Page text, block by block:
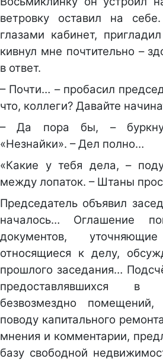
ветровку оставил на
глазами кабинет,
кивнул мне почтительно –
в ответ.
– Почти… – пробасил
что, коллеги? Давайте
– Да пора бы, –
«Незнайки». – Дел полно…
«Какие у тебя дела, –
между лопаток. – Штаны
Председатель объявил
началось… Оглашение
документов,
относящиеся к делу,
прошлого заседания…
предоставлявшихся
безвозмездно помещений,
поводу капитального
мнения и комментарии,
базу свободной